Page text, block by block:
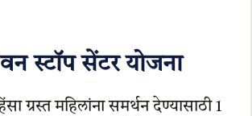
स्टॉप सेंटर योजना
ग्रस्त महिलांना समर्थन देण्यासाठी 1